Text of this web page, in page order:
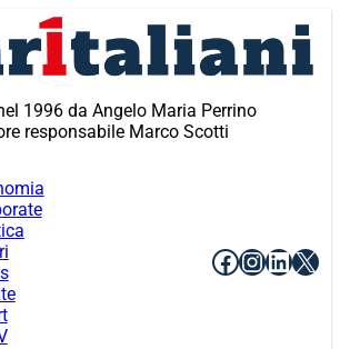
1996 da Angelo Maria Perrino
responsabile Marco Scotti
Facebook
X